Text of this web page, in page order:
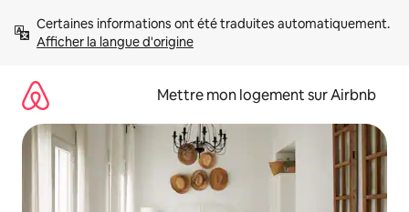
directement
Afficher la langue d'origine
Mettre mon logement sur Airbnb